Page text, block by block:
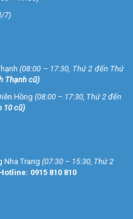
7)
(08:00 – 17:30, Thứ 2 đến Thứ
Thạnh cũ)
Hồng (08:00 – 17:30, Thứ 2 đến
10 cũ)
Nha Trang (07:30 – 15:30, Thứ 2
0915 810 810